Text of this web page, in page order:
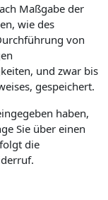
Maßgabe der
wie des
von
und zwar bis
gespeichert.
haben,
Sie über einen
die